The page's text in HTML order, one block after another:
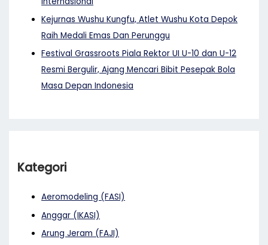
Kejurnas Wushu Kungfu, Atlet Wushu Kota Depok
Raih Medali Emas Dan Perunggu
Festival Grassroots Piala Rektor UI U-10 dan U-12
Resmi Bergulir, Ajang Mencari Bibit Pesepak Bola
Masa Depan Indonesia
Kategori
Aeromodeling (FASI)
Anggar (IKASI)
Arung Jeram (FAJI)